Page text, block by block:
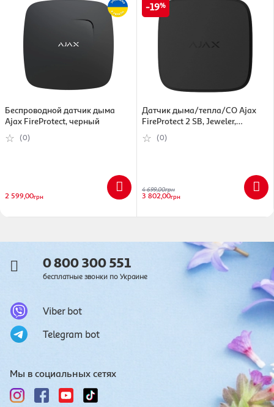
Беспроводной датчик дыма
Ajax FireProtect, черный
(0)
2 599,00грн
19
Датчик дыма/тепла/CO Ajax
FireProtect 2 SB, Jeweler,
черный, неизменная батарея
(29702)
(0)
4 699,00грн
3 802,00грн
0 800 300 551
бесплатные звонки по Украине
Viber bot
Telegram bot
Мы в социальных сетях